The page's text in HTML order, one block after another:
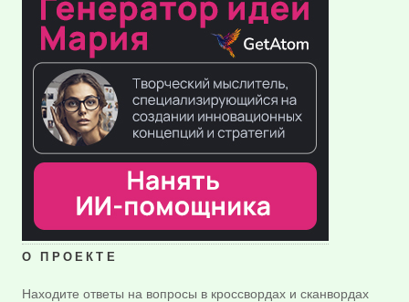
О ПРОЕКТЕ
Находите ответы на вопросы в кроссвордах и сканвордах